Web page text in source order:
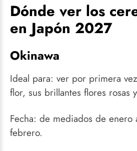
Dónde ver los
en Japón 2027
Okinawa
Ideal para: ver por primera
flor, sus brillantes flores rosas
Fecha: de mediados de enero
febrero.